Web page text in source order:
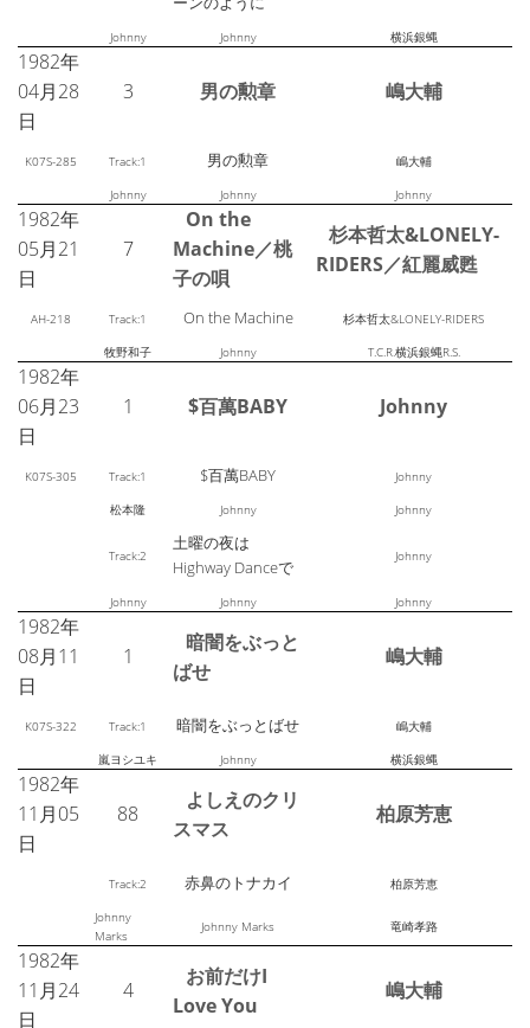
Johnny Johnny 横浜銀蝿
1982年
04月28
日
3 男の勲章 嶋大輔
K07S-285 Track:1 男の勲章 嶋大輔
Johnny Johnny Johnny
1982年
05月21
日
7
On the
Machine／桃
子の唄
杉本哲太&LONELY-
RIDERS／紅麗威甦
AH-218 Track:1 On the Machine 杉本哲太&LONELY-RIDERS
牧野和子 Johnny T.C.R.横浜銀蝿R.S.
1982年
06月23
日
1 $百萬BABY Johnny
K07S-305 Track:1 $百萬BABY Johnny
松本隆 Johnny Johnny
Track:2
土曜の夜は
Highway Danceで
Johnny
Johnny Johnny Johnny
1982年
08月11
日
1
暗闇をぶっと
ばせ
嶋大輔
K07S-322 Track:1 暗闇をぶっとばせ 嶋大輔
嵐ヨシユキ Johnny 横浜銀蝿
1982年
11月05
日
88
よしえのクリ
スマス
柏原芳恵
Track:2 赤鼻のトナカイ 柏原芳恵
Johnny
Marks
Johnny Marks 竜崎孝路
1982年
11月24
日
4
お前だけI
Love You
嶋大輔